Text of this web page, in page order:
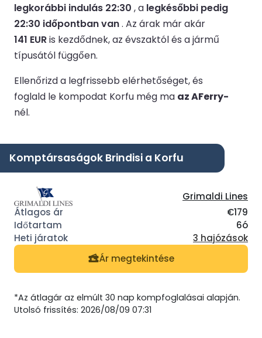
legkorábbi indulás 22:30 , a legkésőbbi pedig
22:30 időpontban van. Az árak már akár
141 EURis kezdődnek, az évszaktól és a jármű
típusától függően.
Ellenőrizd a legfrissebb elérhetőséget, és
foglald le kompodat Korfu még ma az AFerry-
nél.
Komptársaságok Brindisi a Korfu
Grimaldi Lines
€179
6ó
3 hajózások
Ár megtekintése
*Az átlagár az elmúlt 30 nap kompfoglalásai alapján.
Utolsó frissítés: 2026/08/09 07:31